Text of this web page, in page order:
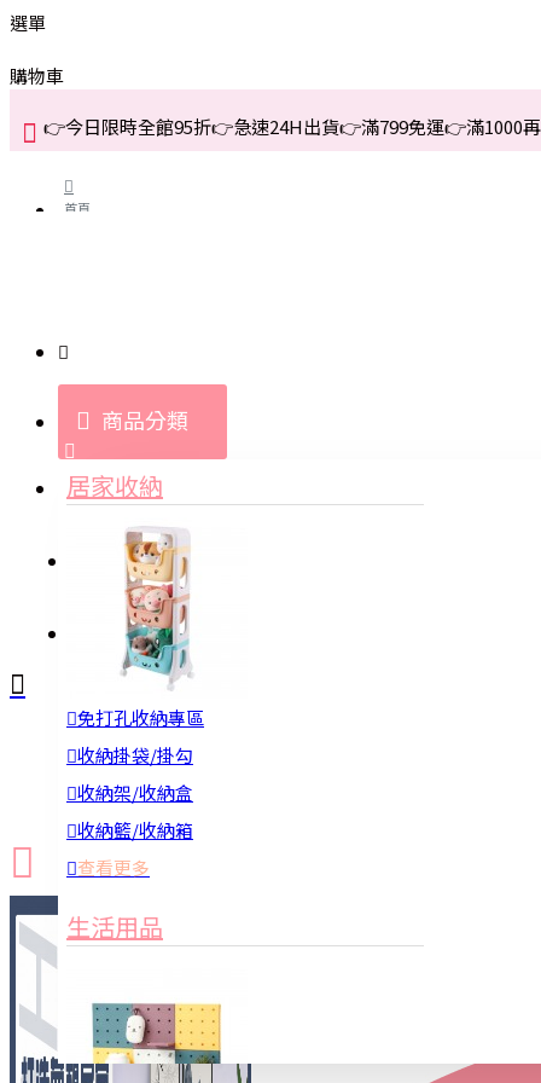
選單
購物車
👉今日限時全館95折👉急速24H出貨👉滿799免運👉滿1000
首頁
商品分類
居家收納
免打孔收納專區
收納掛袋/掛勾
收納架/收納盒
收納籃/收納箱
查看更多
生活用品
登入
新品上市